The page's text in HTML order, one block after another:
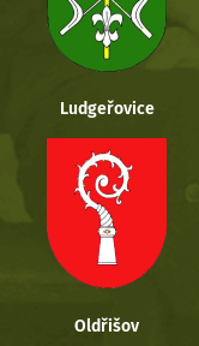
Ludgeřovice
Oldřišov